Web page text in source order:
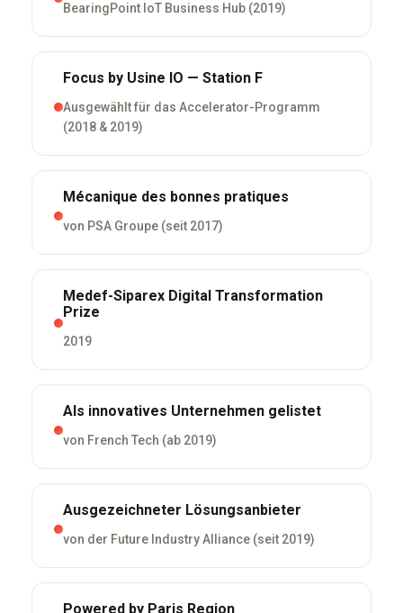
BearingPoint IoT Business Hub (2019)
Focus by Usine IO — Station F
Ausgewählt für das Accelerator-Programm
(2018 & 2019)
Mécanique des bonnes pratiques
von PSA Groupe (seit 2017)
Medef-Siparex Digital Transformation
Prize
2019
Als innovatives Unternehmen gelistet
von French Tech (ab 2019)
Ausgezeichneter Lösungsanbieter
von der Future Industry Alliance (seit 2019)
Powered by Paris Region